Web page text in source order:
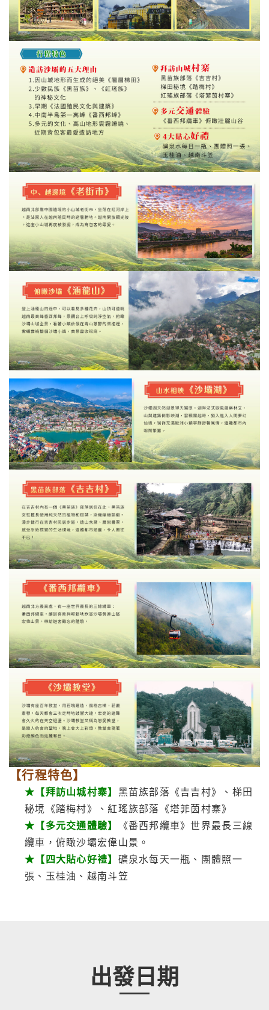
【行程特色】
★【拜訪山城村寨】 黑苗族部落《吉吉村》、梯田
秘境《踏梅村》、紅瑤族部落《塔菲茵村寨》
★【多元交通體驗】
《番西邦纜車》世界最長三線
纜車，俯瞰沙壩宏偉山景。
★【四大貼心好禮】 礦泉水每天一瓶、團體照一
張、玉桂油、越南斗笠
出發日期